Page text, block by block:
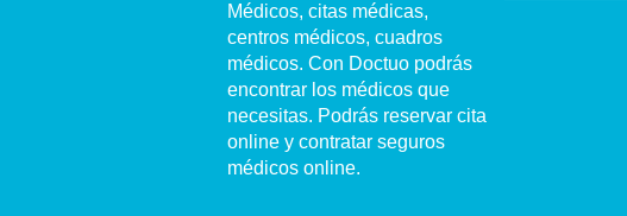
Médicos, citas médicas,
centros médicos, cuadros
médicos. Con Doctuo podrás
encontrar los médicos que
necesitas. Podrás reservar cita
online y contratar seguros
médicos online.